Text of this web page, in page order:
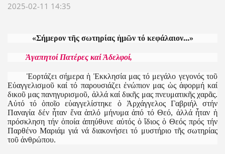
2025-02-11 14:35
«Σήμερον τῆς σωτηρίας ἡμῶν τό κεφάλαιον...»
Ἀγαπητοί Πατέρες καί Ἀδελφοί,
Ἑορτάζει σήμερα ἡ Ἐκκλησία μας τό μεγάλο γεγονός τοῦ
Εὐαγγελισμοῦ καί τό παρουσιάζει ἐνώπιον μας ὡς ἀφορμή καί
δικοῦ μας πανηγυρισμοῦ, ἀλλά καί δικῆς μας πνευματικῆς χαρᾶς.
Αὐτό τό ὁποῖο εὐαγγελίστηκε ὁ Ἀρχάγγελος Γαβριήλ στήν
Παναγία δέν ἦταν ἕνα ἁπλό μήνυμα ἀπό τό Θεό, ἀλλά ἦταν ἡ
πρόσκληση τήν ὁποία ἀπηύθυνε αὐτός ὁ ἴδιος ὁ Θεός πρός τήν
Παρθένο Μαριάμ γιά νά διακονήσει τό μυστήριο τῆς σωτηρίας
τοῦ ἀνθρώπου.